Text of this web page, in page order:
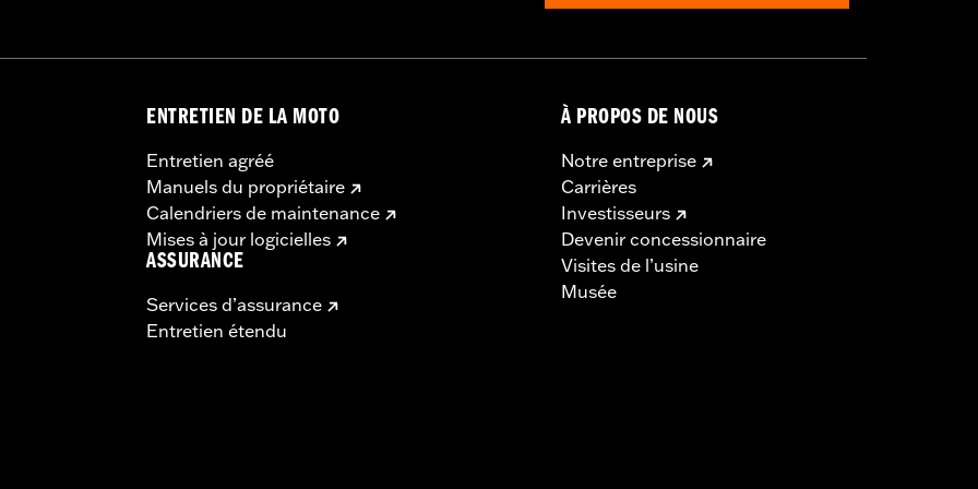
ENTRETIEN DE LA MOTO
Entretien agréé
Manuels du propriétaire
Calendriers de maintenance
Mises à jour logicielles
ASSURANCE
Services d’assurance
Entretien étendu
À PROPOS DE NOUS
Notre entreprise
Carrières
Investisseurs
Devenir concessionnaire
Visites de l’usine
Musée